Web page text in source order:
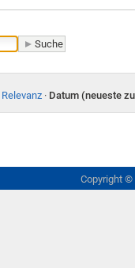
Relevanz · Datum (neueste
Copyright ©